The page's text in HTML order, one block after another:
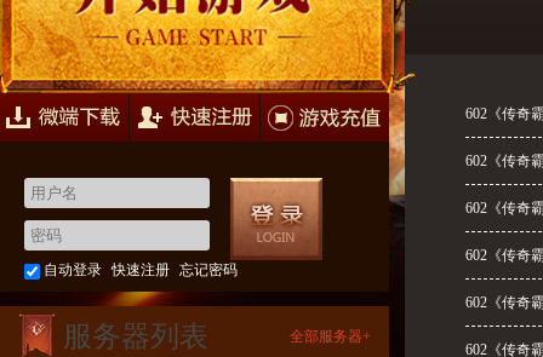
快速注册 游戏充值
自动登录 快速注册 忘记密码
服务器列表 全部服务器+
602《传奇
602《传奇
602《传奇
602《传奇
602《传奇
602《传奇